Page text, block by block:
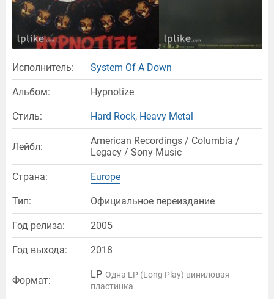
Исполнитель: System Of A Down
Альбом: Hypnotize
Стиль: Hard Rock, Heavy Metal
Лейбл:
American Recordings / Columbia /
Legacy / Sony Music
Страна: Europe
Тип: Официальное переиздание
Год релиза: 2005
Год выхода: 2018
Формат: LP Одна LP (Long Play) виниловая
пластинка